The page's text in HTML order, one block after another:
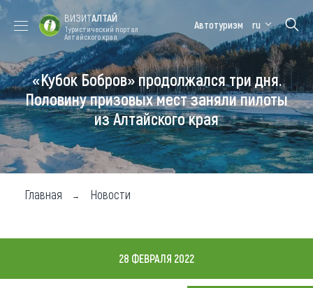
Форум VISIT
ALTAI
Цветение
маральника
Медицинский
форум
Алтайская
зимовка
Туры
Где побывать
Чем заняться
Карта
ВИЗИТАЛТАЙ
Туристический портал
Алтайского края
Автотуризм ru
«Кубок Бобров» продолжался три дня.
Половину призовых мест заняли пилоты
из Алтайского края
Главная Новости
28 ФЕВРАЛЯ 2022